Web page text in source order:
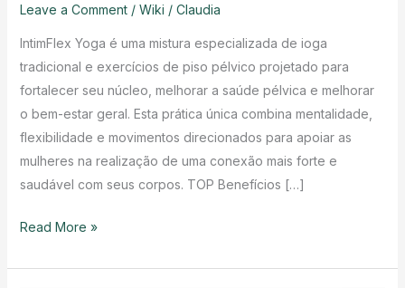
Leave a Comment / Wiki / Claudia
IntimFlex Yoga é uma mistura especializada de ioga
tradicional e exercícios de piso pélvico projetado para
fortalecer seu núcleo, melhorar a saúde pélvica e melhorar
o bem-estar geral. Esta prática única combina mentalidade,
flexibilidade e movimentos direcionados para apoiar as
mulheres na realização de uma conexão mais forte e
saudável com seus corpos. TOP Benefícios […]
O
é
Read More »